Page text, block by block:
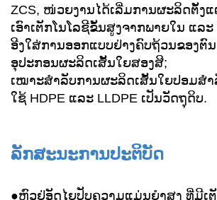
ZCS, ໜ່ວຍງານໄດ້ເລີ່ມການຜະລິດຕັ້ງແ
ເອົາເຕັກໂນໂລຊີຂັ້ນສູງຈາກພາຍໃນ ແລະ
ອີງໃສ່ການອອກແບບຢ່າງຄົບຖ້ວນຂອງຕົນ
ອຸປະກອນຜະລິດເສັ້ນໃຍສອງສີ;
ເໝາະສຳລັບການຜະລິດເສັ້ນໃຍປອມສ
ໃຊ້ HDPE ແລະ LLDPE ເປັນວັດຖຸດິບ.
ລັກສະນະການປະຕິບັດ
●ຫົວຢູ່ອັດໄຍປັບຄວາມແມ່ນຍຳສູງ ທີ່ມີເ